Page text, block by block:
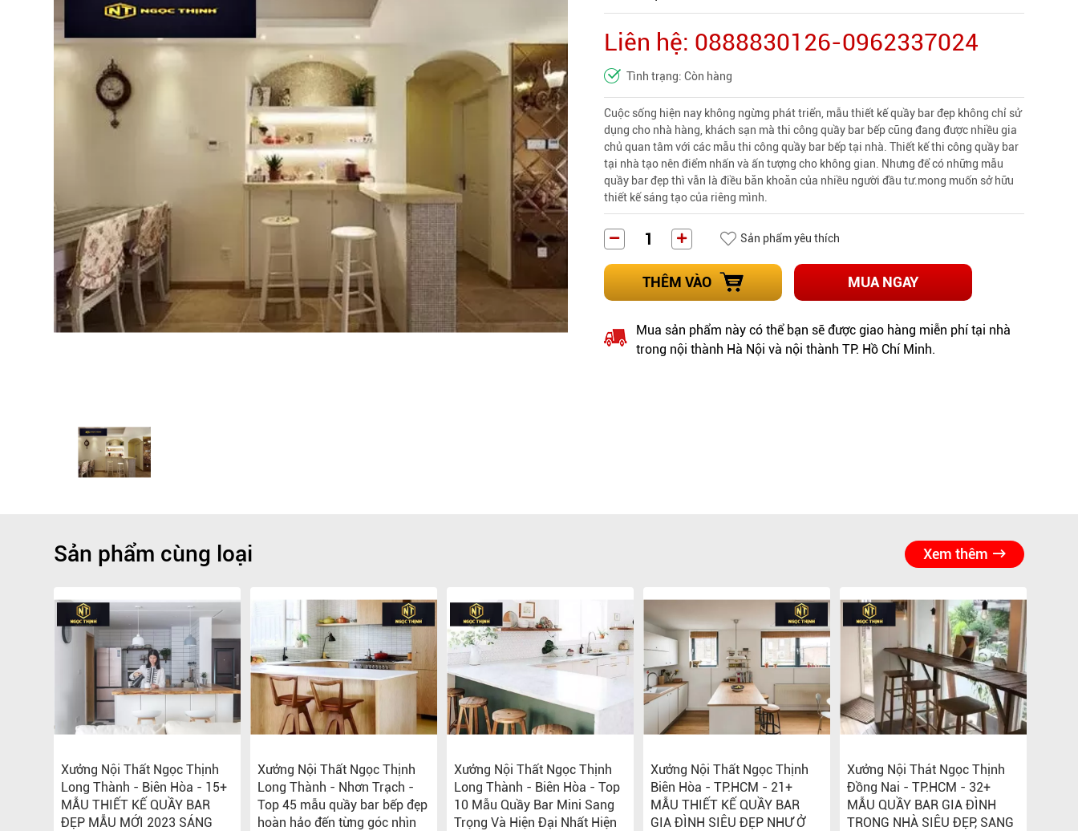
Bếp từ-Bếp hồng ngoại
Chậu rửa bát
Ray trượt – bản lề – tay nắm cửa
Phụ kiện tủ bếp dưới
Giá để bát đĩa đa năng
Giá để dao thớt
Liên hệ: 0888830126-0962337024
Tình trạng: Còn hàng
Cuộc sống hiện nay không ngừng phát triển, mẫu thiết kếquầy bar đẹp không chỉ sử
dụng cho nhà hàng, khách sạn mà thi công quầy bar bếp cũng đang được nhiều gia
chủ quan tâm với các mẫu thi công quầy bar bếp tại nhà. Thiết kế thi công quầy bar
tại nhà tạo nên điểm nhấn và ấn tượng cho không gian. Nhưng để có những mẫu
quầy bar đẹp thì vẫn là điều băn khoăn của nhiều người đầu tư.mong muốn sở hữu
thiết kế sáng tạo của riêng mình.
Sản phẩm yêu thích
THÊM VÀO MUA NGAY
Mua sản phẩm này có thể bạn sẽ được giao hàng miễn phí tại nhà
trong nội thành Hà Nội và nội thành TP. Hồ Chí Minh.
Sản phẩm cùng loại Xem thêm
Xưởng Nội Thất Ngọc Thịnh
Long Thành - Biên Hòa - 15+
MẪU THIẾT KẾ QUẦY BAR
ĐẸP MẪU MỚI 2023 SÁNG
Xưởng Nội Thất Ngọc Thịnh
Long Thành - Nhơn Trạch -
Top 45 mẫu quầy bar bếp đẹp
hoàn hảo đến từng góc nhìn
Xưởng Nội Thất Ngọc Thịnh
Long Thành - Biên Hòa - Top
10 Mẫu Quầy Bar Mini Sang
Trọng Và Hiện Đại Nhất Hiện
Xưởng Nội Thất Ngọc Thịnh
Biên Hòa - TP.HCM - 21+
MẪU THIẾT KẾ QUẦY BAR
GIA ĐÌNH SIÊU ĐẸP NHƯ Ở
Xưởng Nội Thát Ngọc Thịnh
Đồng Nai - TP.HCM - 32+
MẪU QUẦY BAR GIA ĐÌNH
TRONG NHÀ SIÊU ĐẸP, SANG